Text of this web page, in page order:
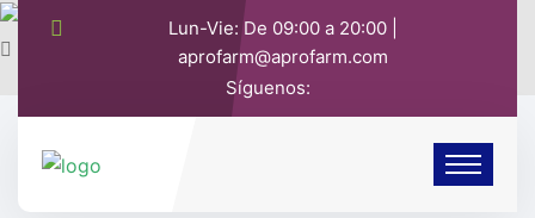
Lun-Vie: De 09:00 a 20:00 |
aprofarm@aprofarm.com
Síguenos: